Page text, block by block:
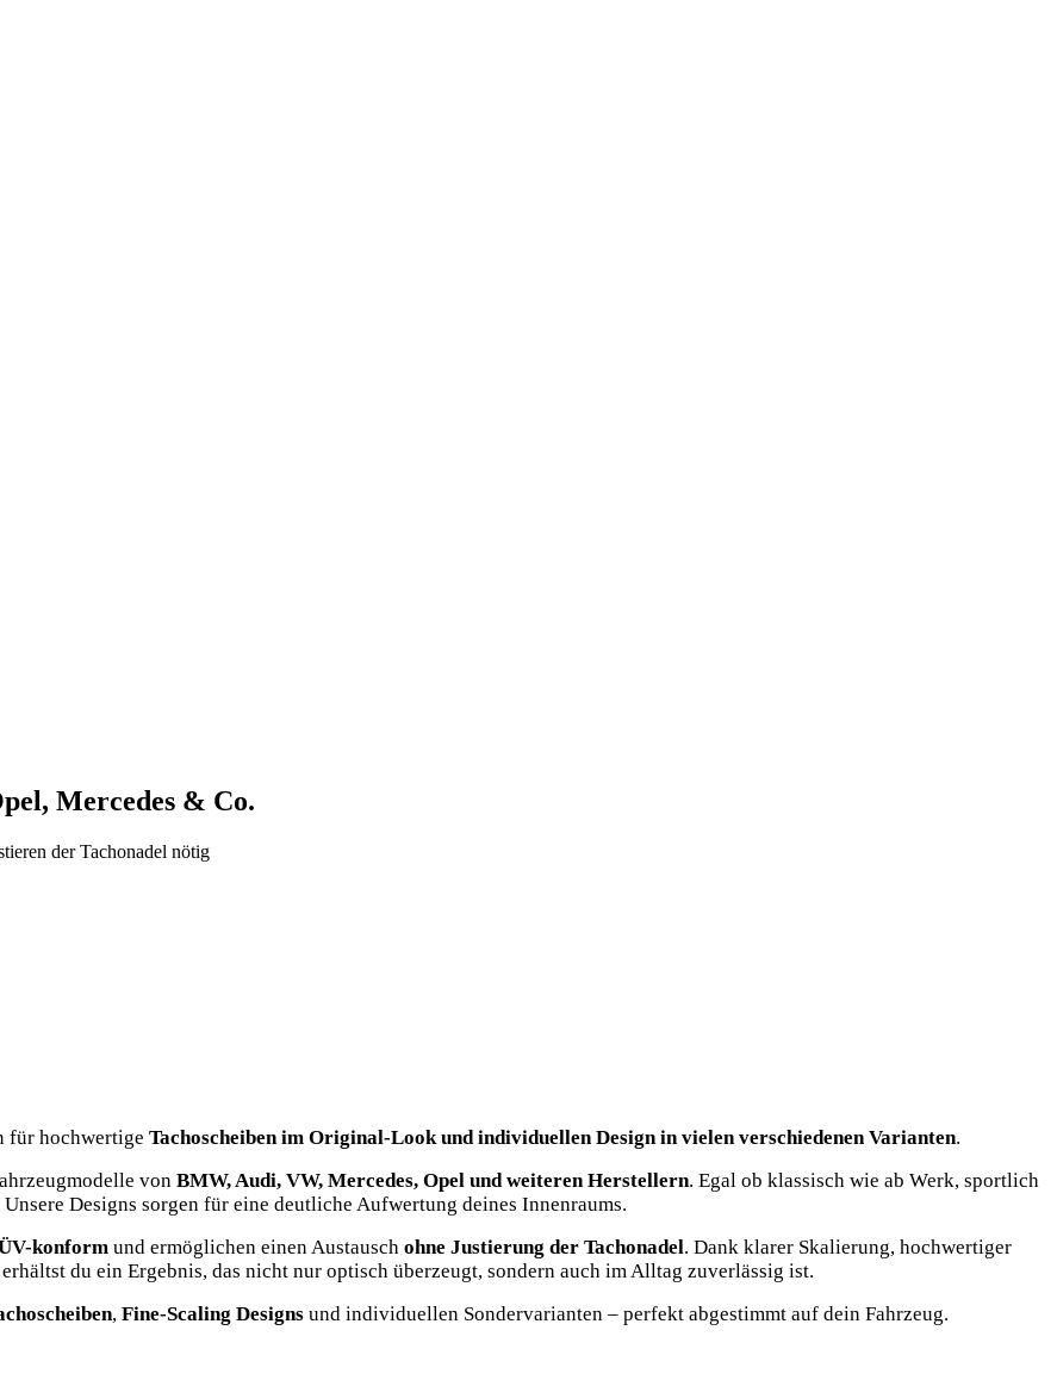
Mercedes & Co.
der Tachonadel nötig
für hochwertige Tachoscheiben im Original-Look und individuellen Design in vielen verschiedenen Varianten.
von BMW, Audi, VW, Mercedes, Opel und weiteren Herstellern. Egal ob klassisch wie ab Werk, sportlich
Designs sorgen für eine deutliche Aufwertung deines Innenraums.
konformund ermöglichen einen Austausch ohne Justierung der Tachonadel. Dank klarer Skalierung, hochwertiger
du ein Ergebnis, das nicht nur optisch überzeugt, sondern auch im Alltag zuverlässig ist.
, Fine-Scaling Designsund individuellen Sondervarianten – perfekt abgestimmt auf dein Fahrzeug.